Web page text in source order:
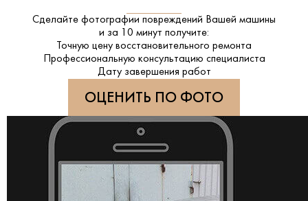
Сделайте фотографии повреждений Вашей машины
и за 10 минут получите:
Точную цену восстановительного ремонта
Профессиональную консультацию специалиста
Дату завершения работ
ОЦЕНИТЬ ПО ФОТО